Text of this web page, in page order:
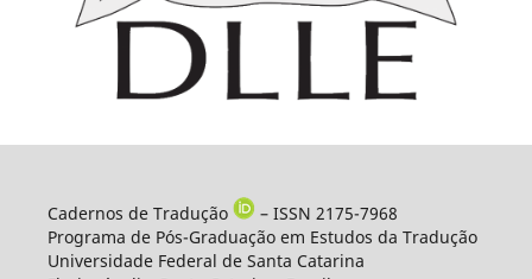
Cadernos de Tradução
– ISSN 2175-7968
Programa de Pós-Graduação em Estudos da Tradução
Universidade Federal de Santa Catarina